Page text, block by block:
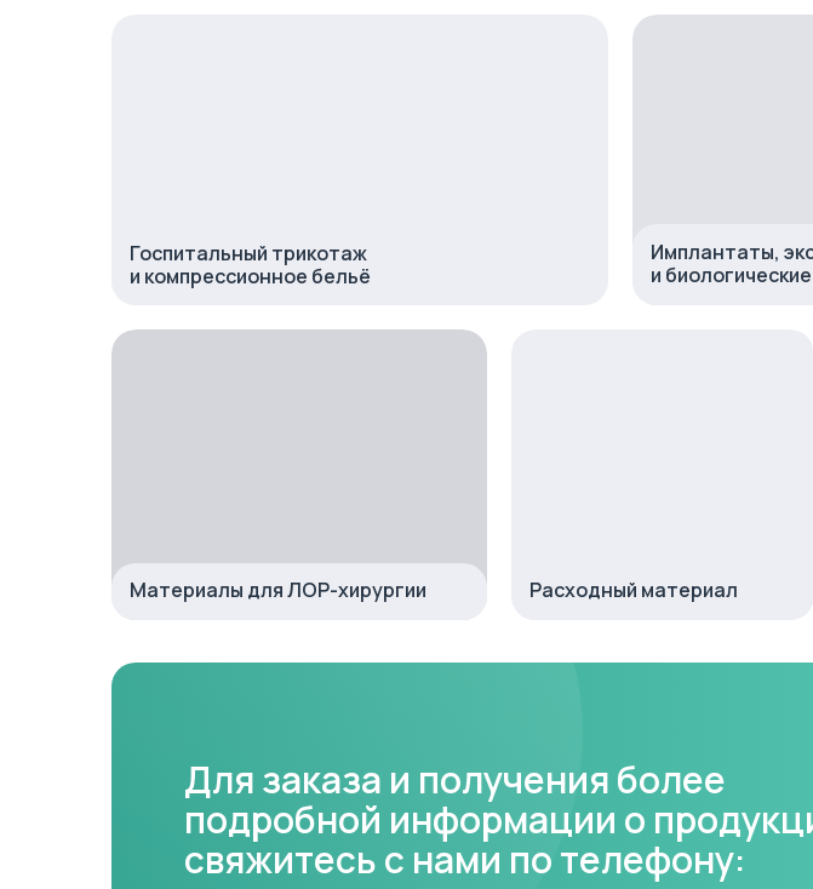
Госпитальный трикотаж
и компрессионное бельё
Имплантаты,
и
Материалы для ЛОР-хирургии Расходный материал
Для заказа и получения более
подробной информации о
свяжитесь с нами по телефону: